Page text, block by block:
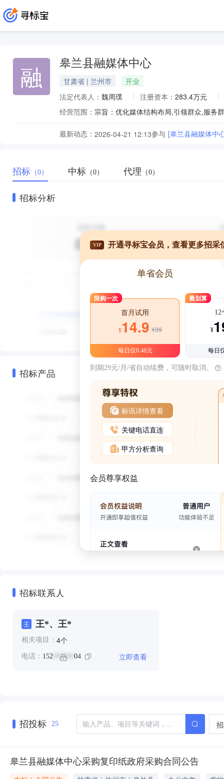
融 皋兰县融媒体中心
甘肃省 | 兰州市
开业
法定代表人： 魏周璞 注册资本： 283.4万元
经营范围：
最新动态： 2026-04-21 12:13参与 [皋兰县融媒体中
招标 （0） 中标 （0） 代理 （0）
招标分析
招标产品
VIP 开通寻标宝会员，查看更多招采
单省会员
限购一次
首月试用
¥14.9 ¥39
每日仅0.48元
最划算
12
¥
每日
到期29元/月/省自动续费，可随时取消。
标讯详情查看
关键电话直连
甲方分析查询
会员尊享权益
招标联系人
王 王*、王*
相关项目： 4个
电话： 152 ****** 04 立即查看
招投标 25
皋兰县融媒体中心采购复印纸政府采购合同公告